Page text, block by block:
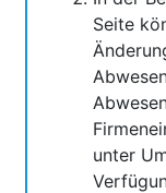
Seite
unter